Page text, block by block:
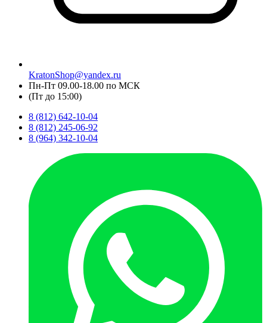
KratonShop@yandex.ru
Пн-Пт 09.00-18.00 по МСК
(Пт до 15:00)
8 (812) 642-10-04
8 (812) 245-06-92
8 (964) 342-10-04